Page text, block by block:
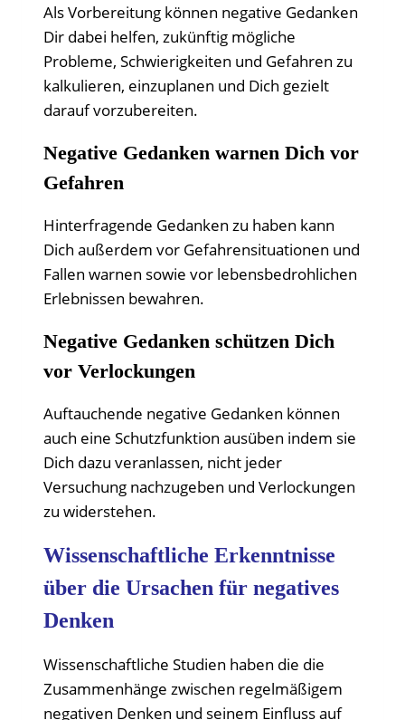
Als Vorbereitung können negative Gedanken
Dir dabei helfen, zukünftig mögliche
Probleme, Schwierigkeiten und Gefahren zu
kalkulieren, einzuplanen und Dich gezielt
darauf vorzubereiten.
Negative Gedanken warnen Dich vor
Gefahren
Hinterfragende Gedanken zu haben kann
Dich außerdem vor Gefahrensituationen und
Fallen warnen sowie vor lebensbedrohlichen
Erlebnissen bewahren.
Negative Gedanken schützen Dich
vor Verlockungen
Auftauchende negative Gedanken können
auch eine Schutzfunktion ausüben indem sie
Dich dazu veranlassen, nicht jeder
Versuchung nachzugeben und Verlockungen
zu widerstehen.
Wissenschaftliche Erkenntnisse
über die Ursachen für negatives
Denken
Wissenschaftliche Studien haben die die
Zusammenhänge zwischen regelmäßigem
negativen Denken und seinem Einfluss auf